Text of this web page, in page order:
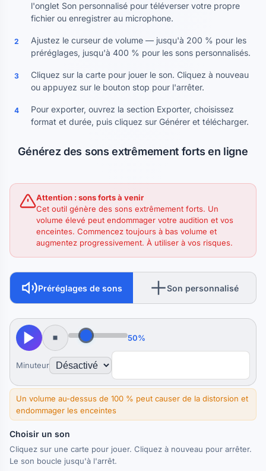
l'onglet Son personnalisé pour téléverser votre propre
fichier ou enregistrer au microphone.
2
Ajustez le curseur de volume — jusqu'à 200 % pour les
préréglages, jusqu'à 400 % pour les sons personnalisés.
3
Cliquez sur la carte pour jouer le son. Cliquez à nouveau
ou appuyez sur le bouton stop pour l'arrêter.
4
Pour exporter, ouvrez la section Exporter, choisissez
format et durée, puis cliquez sur Générer et télécharger.
Générez des sons extrêmement forts en ligne
Attention : sons forts à venir
Cet outil génère des sons extrêmement forts. Un
volume élevé peut endommager votre audition et vos
enceintes. Commencez toujours à bas volume et
augmentez progressivement. À utiliser à vos risques.
Préréglages de sons Son personnalisé
50%
Minuteur
Un volume au-dessus de 100 % peut causer de la distorsion et
endommager les enceintes
Choisir un son
Cliquez sur une carte pour jouer. Cliquez à nouveau pour arrêter.
Le son boucle jusqu'à l'arrêt.